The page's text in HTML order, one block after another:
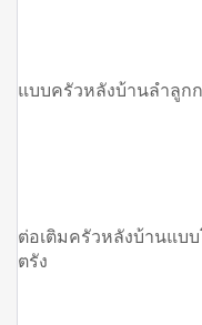
แบบครัวหลังบ้านลำ
ต่อเติมครัวหลังบ้านแบ
ต